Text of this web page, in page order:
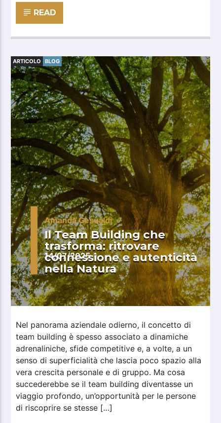
READ
ARTICOLO BLOG
Amanda Gesualdi
14/07/2025
Il Team Building che
trasforma: ritrovare
connessione e autenticità
nella Natura
Nel panorama aziendale odierno, il concetto di
team building è spesso associato a dinamiche
adrenaliniche, sfide competitive e, a volte, a un
senso di superficialità che lascia poco spazio alla
vera crescita personale e di gruppo. Ma cosa
succederebbe se il team building diventasse un
viaggio profondo, un’opportunità per le persone
di riscoprire se stesse […]